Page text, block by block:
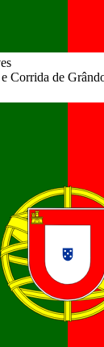
Corrida de